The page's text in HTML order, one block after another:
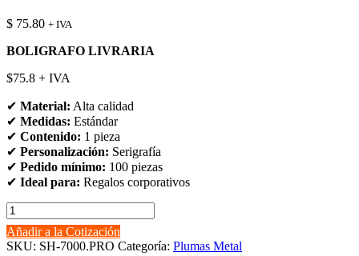
$ 75.80 + IVA
BOLIGRAFO LIVRARIA
$75.8 + IVA
✔ Material: Alta calidad
✔ Medidas: Estándar
✔ Contenido: 1 pieza
✔ Personalización: Serigrafía
✔ Pedido mínimo: 100 piezas
✔ Ideal para: Regalos corporativos
BOLIGRAFO
LIVRARIA
cantidad
Añadir a la Cotización
SKU: SH-7000.PRO Categoría: Plumas Metal